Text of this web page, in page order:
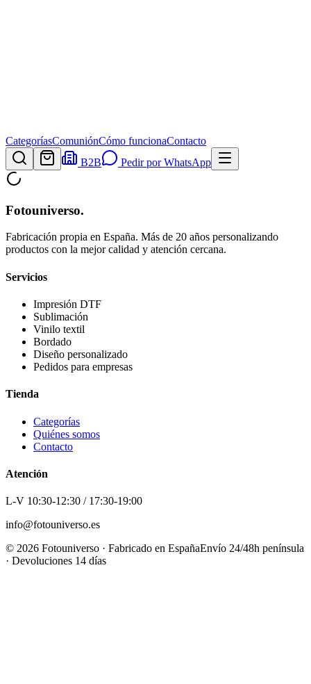
CategoríasComuniónCómo funcionaContacto
B2B
Pedir por WhatsApp
Fotouniverso.
Fabricación propia en España. Más de 20 años personalizando
productos con la mejor calidad y atención cercana.
Servicios
Impresión DTF
Sublimación
Vinilo textil
Bordado
Diseño personalizado
Pedidos para empresas
Tienda
Categorías
Quiénes somos
Contacto
Atención
L-V 10:30-12:30 / 17:30-19:00
info@fotouniverso.es
© 2026 Fotouniverso · Fabricado en EspañaEnvío 24/48h península
· Devoluciones 14 días